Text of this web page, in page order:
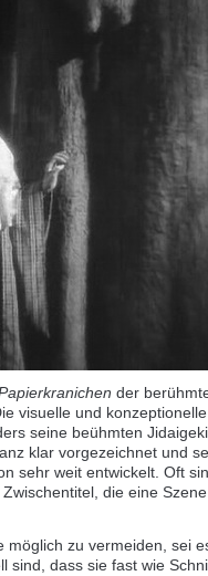
der
visuelle und konzeptionelle
seine beühmten
klar vorgezeichnet und
sehr weit entwickelt. Oft
die eine Szene
möglich zu vermeiden, sei
sind, dass sie fast wie